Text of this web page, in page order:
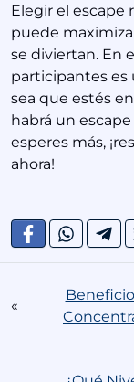
Elegir el escape
puede
se diviertan. En
participantes es
sea que estés
habrá un
esperes más,
ahora!
«